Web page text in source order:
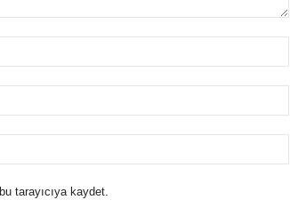
tarayıcıya kaydet.